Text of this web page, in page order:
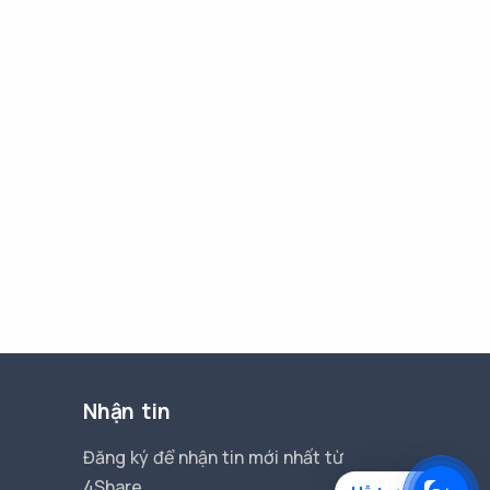
Nhận tin
Đăng ký để nhận tin mới nhất từ